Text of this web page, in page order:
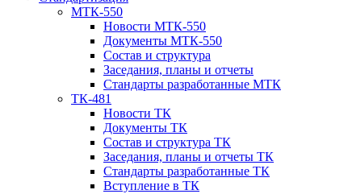
МТК-550
Новости МТК-550
Документы МТК-550
Состав и структура
Заседания, планы и отчеты
Стандарты разработанные МТК
ТК-481
Новости ТК
Документы ТК
Cостав и структура ТК
Заседания, планы и отчеты ТК
Стандарты разработанные ТК
Вступление в ТК